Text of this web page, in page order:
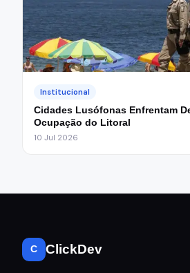
Institucional
Cidades Lusófonas Enfrentam
Ocupação do Litoral
10 Jul 2026
C ClickDev